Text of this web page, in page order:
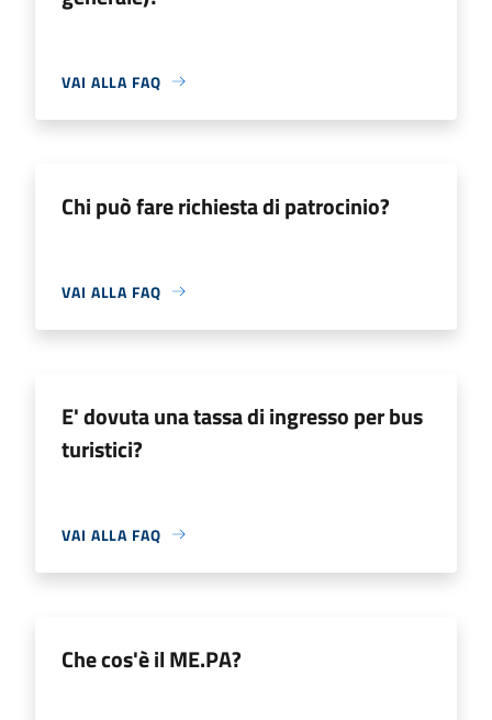
VAI ALLA FAQ
Chi può fare richiesta di patrocinio?
VAI ALLA FAQ
E' dovuta una tassa di ingresso per bus
turistici?
VAI ALLA FAQ
Che cos'è il ME.PA?